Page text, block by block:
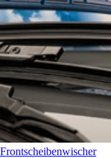
Frontscheibenwischer